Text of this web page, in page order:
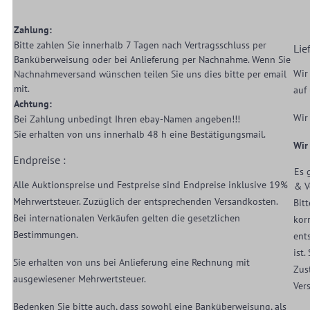
Zahlung:
Bitte zahlen Sie innerhalb 7 Tagen nach Vertragsschluss per
Banküberweisung oder bei Anlieferung per Nachnahme. Wenn Sie
Nachnahmeversand wünschen teilen Sie uns dies bitte per email
mit.
Achtung:
Bei Zahlung unbedingt Ihren ebay-Namen angeben!!!
Sie erhalten von uns innerhalb 48 h eine Bestätigungsmail.
Endpreise :
Alle Auktionspreise und Festpreise sind Endpreise inklusive 19%
Mehrwertsteuer. Zuzüglich der entsprechenden Versandkosten.
Bei internationalen Verkäufen gelten die gesetzlichen
Bestimmungen.
Sie erhalten von uns bei Anlieferung eine Rechnung mit
ausgewiesener Mehrwertsteuer.
Bedenken Sie bitte auch, dass sowohl eine Banküberweisung, als
Wir
auf
Wir
Wir
Es
&
ist.